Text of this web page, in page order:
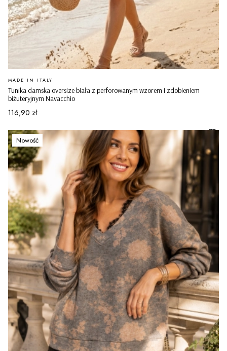
Tunika damska oversize biała z perforowanym wzorem i zdobieniem
biżuteryjnym Navacchio
PRODUCENT
MADE IN ITALY
Cena
116,90 zł
Nowość